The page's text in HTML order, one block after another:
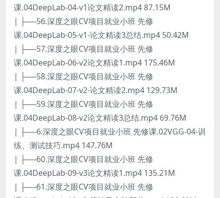
课.04DeepLab-04-v1论文精读2.mp4 87.15M
| ├──56.深度之眼CV项目就业小班 先修
课.04DeepLab-05-v1-论文精读3总结.mp4 50.42M
| ├──57.深度之眼CV项目就业小班 先修
课.04DeepLab-06-v2论文精读1.mp4 175.46M
| ├──58.深度之眼CV项目就业小班 先修
课.04DeepLab-07-v2-论文精读2.mp4 129.73M
| ├──59.深度之眼CV项目就业小班 先修
课.04DeepLab-08-v2论文精读3总结.mp4 69.76M
| ├──6.深度之眼CV项目就业小班 先修课.02VGG-04-训
练、测试技巧.mp4 147.76M
| ├──60.深度之眼CV项目就业小班 先修
课.04DeepLab-09-v3论文精读1.mp4 135.21M
| ├──61.深度之眼CV项目就业小班 先修